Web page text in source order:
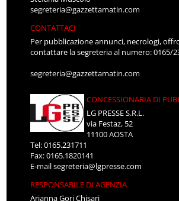
segreteria@gazzettamatin.com
CONTATTACI
Per pubblicazione annunci, necrologi,
contattare la segreteria al numero: 0165/
segreteria@gazzettamatin.com
CONCESSIONARIA DI
LG PRESSE S.R.L.
via Festaz, 52
11100 AOSTA
Tel: 0165.231711
Fax: 0165.1820141
E-mailsegreteria@lgpresse.com
RESPONSABILE DI AGENZIA
Arianna Gori Chisari